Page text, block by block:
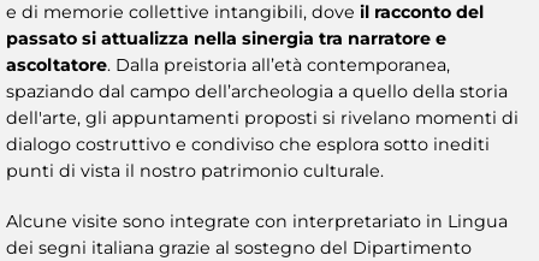
e di memorie collettive intangibili, dove il racconto del
passato si attualizza nella sinergia tra narratore e
ascoltatore. Dalla preistoria all’età contemporanea,
spaziando dal campo dell’archeologia a quello della storia
dell'arte, gli appuntamenti proposti si rivelano momenti di
dialogo costruttivo e condiviso che esplora sotto inediti
punti di vista il nostro patrimonio culturale.
Alcune visite sono integrate con interpretariato in Lingua
dei segni italiana grazie al sostegno del Dipartimento